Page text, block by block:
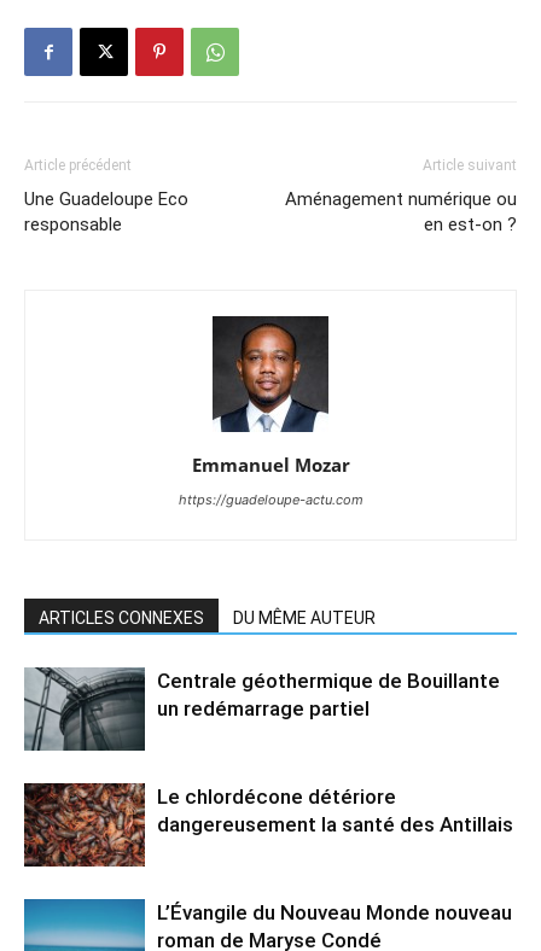
Article précédent
Une Guadeloupe Eco
responsable
Article suivant
Aménagement numérique ou
en est-on ?
Emmanuel Mozar
https://guadeloupe-actu.com
ARTICLES CONNEXES DU MÊME AUTEUR
Centrale géothermique de Bouillante
un redémarrage partiel
Le chlordécone détériore
dangereusement la santé des Antillais
L’Évangile du Nouveau Monde nouveau
roman de Maryse Condé